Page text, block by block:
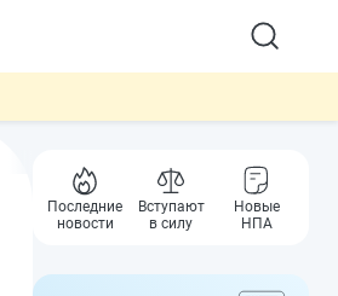
Последние
новости
Вступают
в силу
Новые
НПА